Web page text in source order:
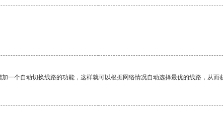
一个自动切换线路的功能，这样就可以根据网络情况自动选择最优的线路，从而